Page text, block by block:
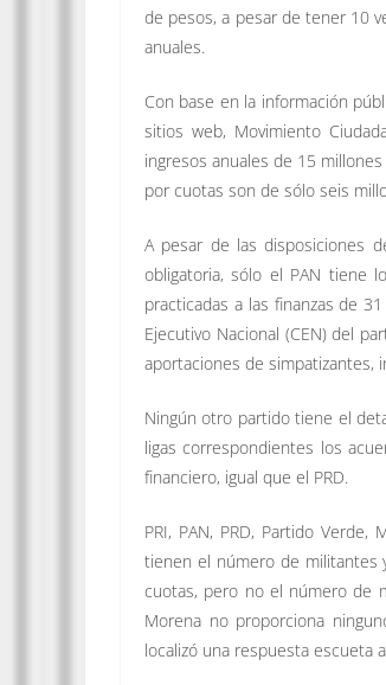
de pesos, a pesar de tener 10
anuales.
Con base en la información
sitios web, Movimiento
ingresos anuales de 15
por cuotas son de sólo seis
A pesar de las disposiciones
obligatoria, sólo el PAN tiene
practicadas a las finanzas de
Ejecutivo Nacional (CEN) del
aportaciones de simpatizantes,
Ningún otro partido tiene el
ligas correspondientes los
financiero, igual que el PRD.
PRI, PAN, PRD, Partido
tienen el número de militantes
cuotas, pero no el número de
Morena no proporciona
localizó una respuesta escueta